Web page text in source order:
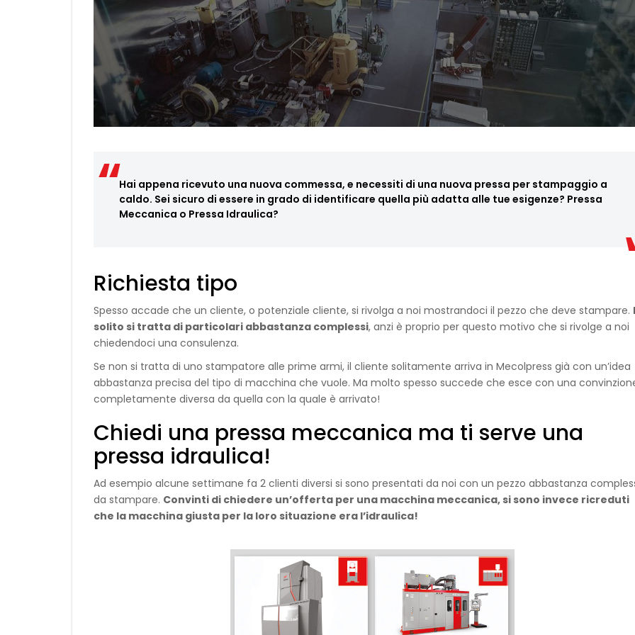
Hai appena ricevuto una nuova commessa, e necessiti di una nuova pressa per stampaggio a
caldo. Sei sicuro di essere in grado di identificare quella più adatta alle tue esigenze? Pressa
Meccanica o Pressa Idraulica?
Richiesta tipo
Spesso accade che un cliente, o potenziale cliente, si rivolga a noi mostrandoci il pezzo che deve stampare.
solito si tratta di particolari abbastanza complessi, anzi è proprio per questo motivo che si rivolge a noi
chiedendoci una consulenza.
Se non si tratta di uno stampatore alle prime armi, il cliente solitamente arriva in Mecolpress già con un’idea
abbastanza precisa del tipo di macchina che vuole. Ma molto spesso succede che esce con una
completamente diversa da quella con la quale è arrivato!
Chiedi una pressa meccanica ma ti serve una
pressa idraulica!
Ad esempio alcune settimane fa 2 clienti diversi si sono presentati da noi con un pezzo abbastanza
da stampare. Convinti di chiedere un’offerta per una macchina meccanica, si sono invece ricreduti
che la macchina giusta per la loro situazione era l’idraulica!